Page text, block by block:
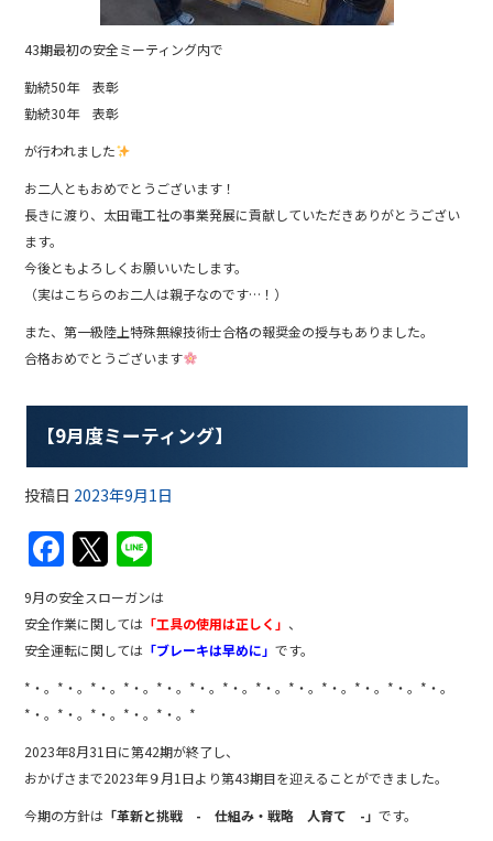
43期最初の安全ミーティング内で
勤続50年 表彰
勤続30年 表彰
が行われました
お二人ともおめでとうございます！
長きに渡り、太田電工社の事業発展に貢献していただきありがとうござい
ます。
今後ともよろしくお願いいたします。
（実はこちらのお二人は親子なのです…！）
また、第一級陸上特殊無線技術士合格の報奨金の授与もありました。
合格おめでとうございます
【9月度ミーティング】
投稿日 2023年9月1日
F
a
c
e
b
o
o
k
T
w
itt
er
n
e
9月の安全スローガンは
安全作業に関しては 「工具の使用は正しく」 、
安全運転に関しては 「ブレーキは早めに」です。
*・。*・。*・。*・。*・。*・。*・。*・。*・。*・。*・。*・。*・。
*・。*・。*・。*・。*・。*
2023年8月31日に第42期が終了し、
おかげさまで2023年９月1日より第43期目を迎えることができました。
今期の方針は 「革新と挑戦 - 仕組み・戦略 人育て -」です。